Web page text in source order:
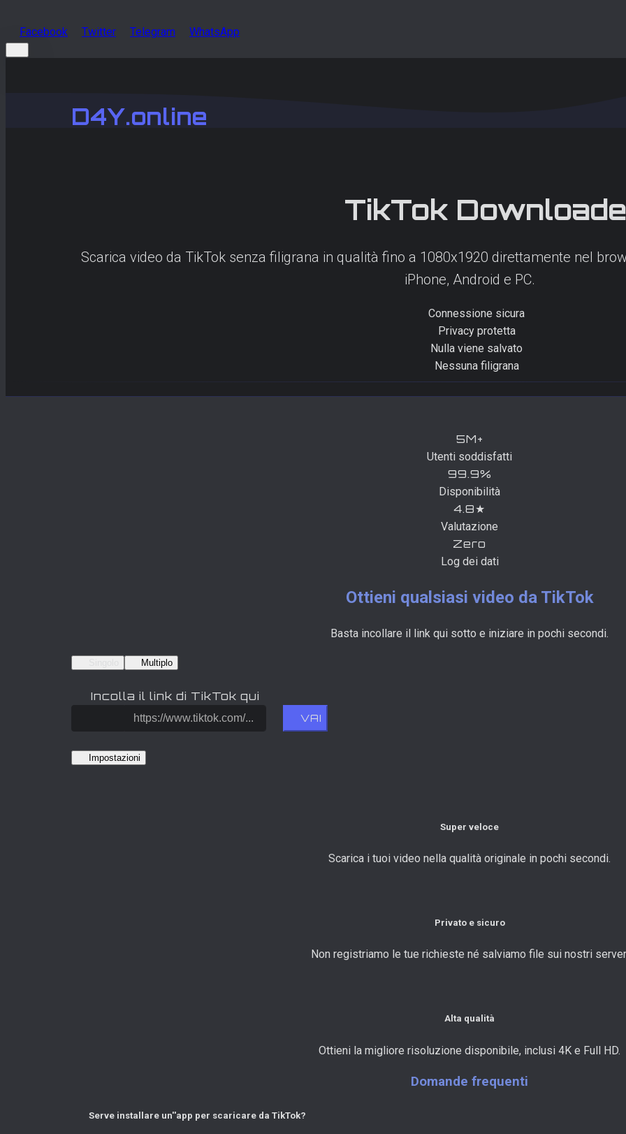
Facebook Twitter Telegram WhatsApp
D4Y.online
TikTok
Scarica video da TikTok senza filigrana in qualità fino a 1080x1920 direttamente nel
iPhone, Android e PC.
Connessione sicura
Privacy protetta
Nulla viene salvato
Nessuna filigrana
5M+
Utenti soddisfatti
99.9%
Disponibilità
4.8★
Valutazione
Zero
Log dei dati
Ottieni qualsiasi video da TikTok
Basta incollare il link qui sotto e iniziare in pochi secondi.
Multiplo
Incolla il link di TikTok qui
VAI
Impostazioni
Super veloce
Scarica i tuoi video nella qualità originale in pochi secondi.
Privato e sicuro
Non registriamo le tue richieste né salviamo file sui nostri
Alta qualità
Ottieni la migliore risoluzione disponibile, inclusi 4K e Full HD.
Domande frequenti
Serve installare un''app per scaricare da TikTok?